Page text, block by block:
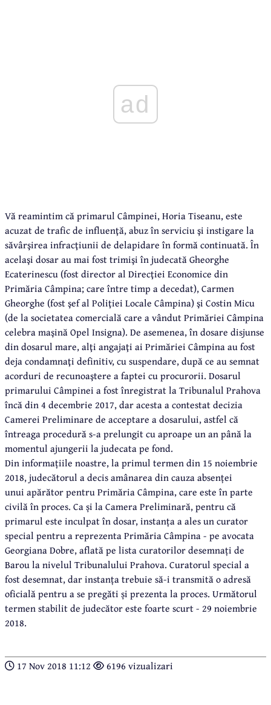
ad
Vă reamintim că primarul Câmpinei, Horia Tiseanu, este
acuzat de trafic de influenţă, abuz în serviciu şi instigare la
săvârşirea infracţiunii de delapidare în formă continuată. În
acelaşi dosar au mai fost trimişi în judecată Gheorghe
Ecaterinescu (fost director al Direcţiei Economice din
Primăria Câmpina; care între timp a decedat), Carmen
Gheorghe (fost şef al Poliţiei Locale Câmpina) şi Costin Micu
(de la societatea comercială care a vândut Primăriei Câmpina
celebra maşină Opel Insigna). De asemenea, în dosare disjunse
din dosarul mare, alţi angajaţi ai Primăriei Câmpina au fost
deja condamnaţi definitiv, cu suspendare, după ce au semnat
acorduri de recunoaştere a faptei cu procurorii. Dosarul
primarului Câmpinei a fost înregistrat la Tribunalul Prahova
încă din 4 decembrie 2017, dar acesta a contestat decizia
Camerei Preliminare de acceptare a dosarului, astfel că
întreaga procedură s-a prelungit cu aproape un an până la
momentul ajungerii la judecata pe fond.
Din informațiile noastre, la primul termen din 15 noiembrie
2018, judecătorul a decis amânarea din cauza absenței
unui apărător pentru Primăria Câmpina, care este în parte
civilă în proces. Ca și la Camera Preliminară, pentru că
primarul este inculpat în dosar, instanța a ales un curator
special pentru a reprezenta Primăria Câmpina - pe avocata
Georgiana Dobre, aflată pe lista curatorilor desemnați de
Barou la nivelul Tribunalului Prahova. Curatorul special a
fost desemnat, dar instanța trebuie să-i transmită o adresă
oficială pentru a se pregăti și prezenta la proces. Următorul
termen stabilit de judecător este foarte scurt - 29 noiembrie
2018.
17 Nov 2018 11:12 6196 vizualizari